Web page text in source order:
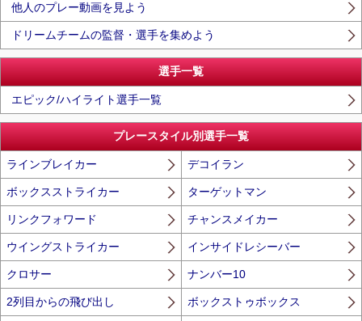
他人のプレー動画を見よう
ドリームチームの監督・選手を集めよう
選手一覧
エピック/ハイライト選手一覧
プレースタイル別選手一覧
ラインブレイカー デコイラン
ボックスストライカー ターゲットマン
リンクフォワード チャンスメイカー
ウイングストライカー インサイドレシーバー
クロサー ナンバー10
2列目からの飛び出し ボックストゥボックス